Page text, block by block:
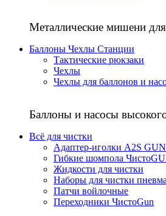
Металлические мишени
Баллоны Чехлы Станции
Тактические рюкзаки
Чехлы
Чехлы для баллонов и
Баллоны и насосы
Всё для чистки
Адаптер-иголки A2S GUN
Гибкие шомпола
Жидкости для чистки
Наборы для чистки
Патчи войлочные
Переходники ЧистоGun